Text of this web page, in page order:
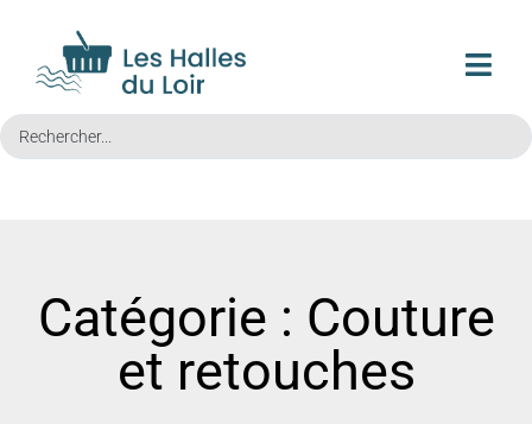
Catégorie : Couture
et retouches